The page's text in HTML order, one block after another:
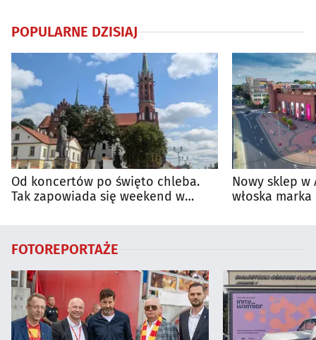
POPULARNE DZISIAJ
Od koncertów po święto chleba.
Tak zapowiada się weekend w
Nowy sklep w
włoska
FOTOREPORTAŻE